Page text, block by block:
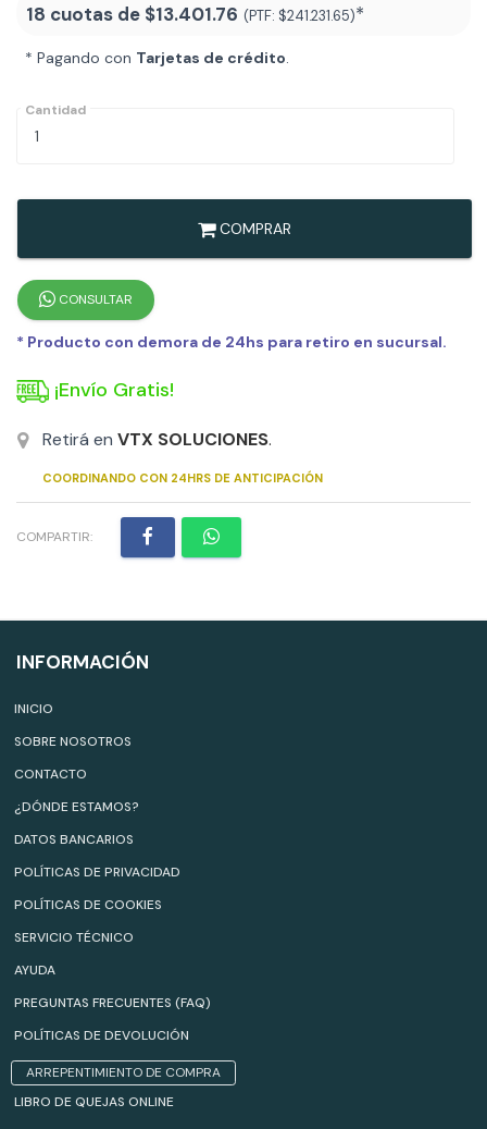
18 cuotas de $13.401.76 (PTF: $241.231.65)*
* Pagando con Tarjetas de crédito.
Cantidad
COMPRAR
CONSULTAR
* Producto con demora de 24hs para retiro en sucursal.
¡Envío Gratis!
Retirá en VTX SOLUCIONES.
COORDINANDO CON 24HRS DE ANTICIPACIÓN
COMPARTIR:
INFORMACIÓN
INICIO
SOBRE NOSOTROS
CONTACTO
¿DÓNDE ESTAMOS?
DATOS BANCARIOS
POLÍTICAS DE PRIVACIDAD
POLÍTICAS DE COOKIES
SERVICIO TÉCNICO
AYUDA
PREGUNTAS FRECUENTES (FAQ)
POLÍTICAS DE DEVOLUCIÓN
ARREPENTIMIENTO DE COMPRA
LIBRO DE QUEJAS ONLINE